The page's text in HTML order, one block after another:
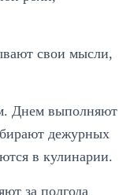
свои мысли,
Днем выполняют
дежурных
в кулинарии.